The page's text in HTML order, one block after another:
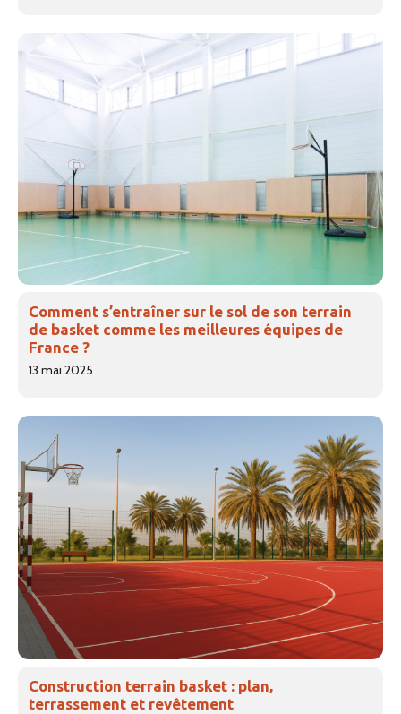
Comment s’entraîner sur le sol de son terrain
de basket comme les meilleures équipes de
France ?
13 mai 2025
Construction terrain basket : plan,
terrassement et revêtement